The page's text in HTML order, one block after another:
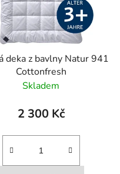
deka z bavlny Natur 941
Cottonfresh
Skladem
2 300 Kč